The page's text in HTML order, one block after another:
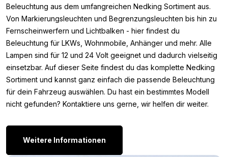
die Farbe ROT/SCHWARZ ist nicht das, was du suchst? Dann
schau dir hier die weiteren Farben an, die Nedking anbietet:
TIR Schild SCHWARZ/ROT
TIR Schild SCHWARZ/GELB
TIR Schild BLAU/WEIẞ
TIR Schild SCHWARZ/WEISS
TIR Schild WEISS/SCHWARZ
TIR Schild ROT/WEISS
Beleuchtung aus dem umfangreichen Nedking Sortiment aus.
Von Markierungsleuchten und Begrenzungsleuchten bis hin zu
Fernscheinwerfern und Lichtbalken - hier findest du
Beleuchtung für LKWs, Wohnmobile, Anhänger und mehr. Alle
Lampen sind für 12 und 24 Volt geeignet und dadurch vielseitig
einsetzbar. Auf dieser Seite findest du das komplette Nedking
Sortiment und kannst ganz einfach die passende Beleuchtung
für dein Fahrzeug auswählen. Du hast ein bestimmtes Modell
nicht gefunden? Kontaktiere uns gerne, wir helfen dir weiter.
Weitere Informationen